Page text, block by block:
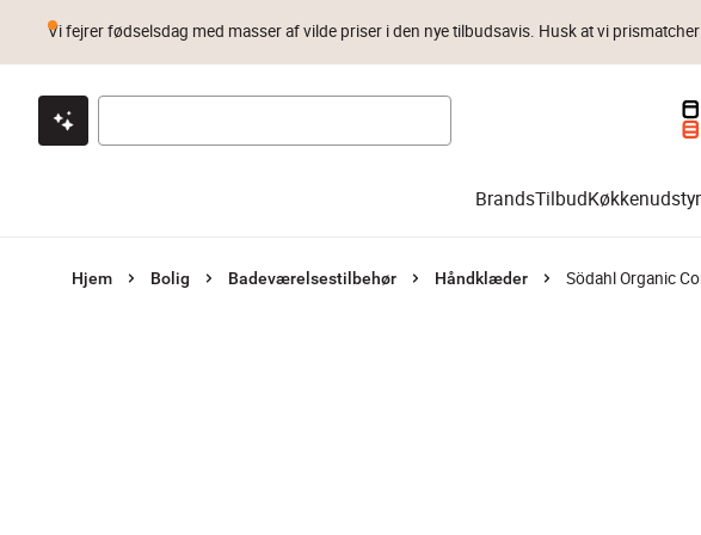
Klik & hent Byt i 1 år Prismatch
Vi fejrer fødselsdag med masser af vilde priser i den nye tilbudsavis. Husk at vi
BrandsTilbudKøkkenudstyr
Hjem Bolig Badeværelsestilbehør Håndklæder Södahl Organic